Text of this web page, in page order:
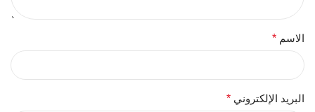
الاسم *
البريد الإلكتروني *